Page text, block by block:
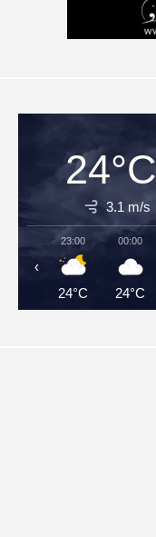
24°C
3.1 m/s
23:00
24°C
00:00
24°C
‹